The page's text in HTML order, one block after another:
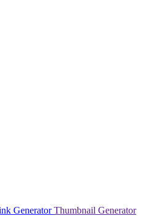
GeneratorThumbnail Generator